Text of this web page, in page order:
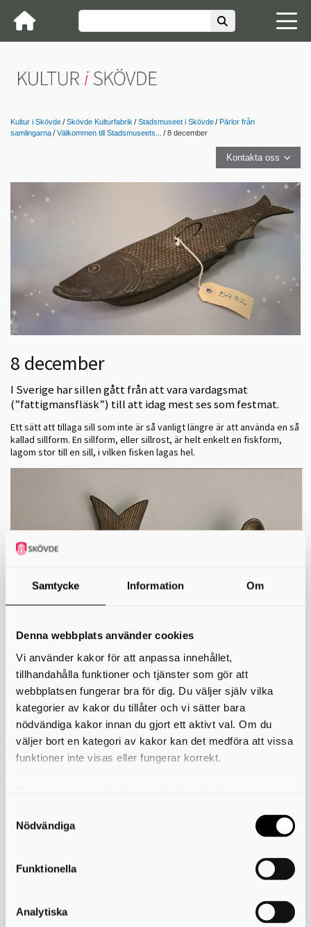
Samtycke Information Om
Denna webbplats använder cookies
Vi använder kakor för att anpassa innehållet,
tillhandahålla funktioner och tjänster som gör att
webbplatsen fungerar bra för dig. Du väljer själv vilka
kategorier av kakor du tillåter och vi sätter bara
nödvändiga kakor innan du gjort ett aktivt val. Om du
väljer bort en kategori av kakor kan det medföra att vissa
funktioner inte visas eller fungerar korrekt.
användning av kakor som du hittar längst ner på sidan
Nödvändiga
Funktionella
Analytiska
Kultur i Skövde Skövde Kulturfabrik Stadsmuseet i Skövde
Pärlor från
samlingarna
Välkommen till Stadsmuseets... 8 december
Kontakta oss
8 december
I Sverige har sillen gått från att vara vardagsmat
(”fattigmansfläsk”) till att idag mest ses som festmat.
Ett sätt att tillaga sill som inte är så vanligt längre är att använda en så
kallad sillform. En sillform, eller sillrost, är helt enkelt en fiskform,
lagom stor till en sill, i vilken fisken lagas hel.
Stadsmuseets sillform i gjutjärn är tillverkad av Skoglund & Olson
(1874-1970) i Gävle. Sillformen är på sätt och vis resultatet av att två